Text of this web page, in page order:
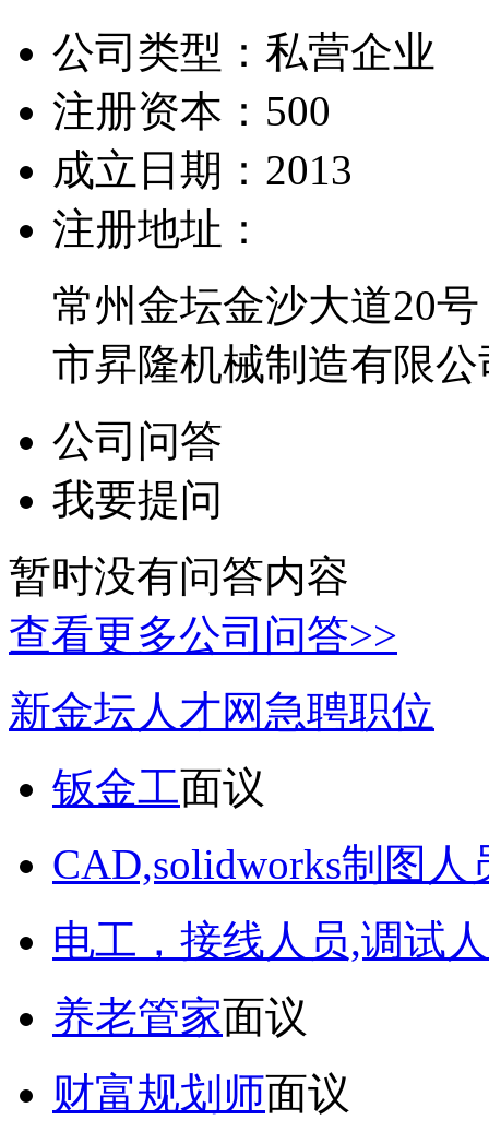
公司类型： 私营企业
注册资本： 500
成立日期： 2013
注册地址：
常州金坛金沙大道20
市昇隆机械制造有限公
公司问答
我要提问
暂时没有问答内容
查看更多公司问答>>
新金坛人才网急聘职位
钣金工面议
CAD,solidworks制图人
电工，接线人员,调试
养老管家面议
财富规划师面议